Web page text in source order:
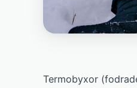
Termobyxor